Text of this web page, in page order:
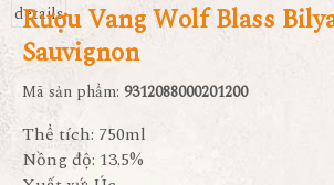
Rượu Vang Wolf Blass
Sauvignon
Mã sản phẩm: 9312088000201200
Thể tích: 750ml
Nồng độ: 13.5%